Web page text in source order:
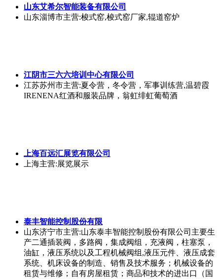
山东艾希尔智能装备有限公司
山东淄博市主营:梭式窑,梭式窑厂家,辊道窑炉
江阴市三六六培训中心有限公司
江苏苏州市主营:夏令营，冬令营，军事训练营,温碧霞
IRENENA红酒和服装品牌，翁虹绯虹葡萄酒
上海百远汇展览有限公司
上海主营:展览展示
泰丰智能控制股份有限
山东济宁市主营:山东泰丰智能控制股份有限公司主要生
产二通插装阀，多路阀，集成阀组，充液阀，柱塞泵，
油缸，液压系统以及工程机械阀组,液压元件、液压成套
系统、机床设备的制造、销售及技术服务；机械设备的
租赁与维修；自有房屋租赁；商品和技术的进出口（国